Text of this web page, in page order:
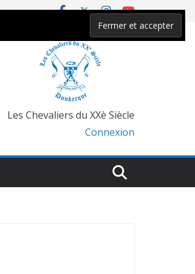
Les Chevaliers du XXè Siècle
Connexion